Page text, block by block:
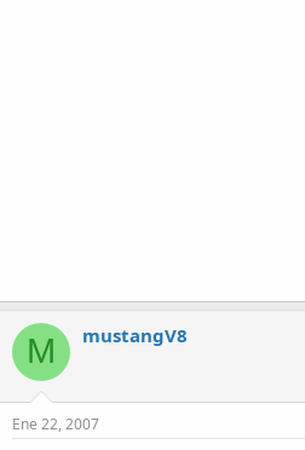
M mustangV8
Ene 22, 2007